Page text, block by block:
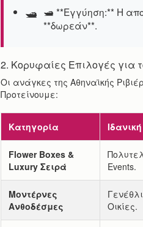
🛥️ **Εγγύηση:** Η
**δωρεάν**.
2. Κορυφαίες Επιλογές για
Οι ανάγκες της Αθηναϊκής
Προτείνουμε:
Κατηγορία
Flower Boxes &
Luxury Σειρά
Events.
Μοντέρνες
Ανθοδέσμες
Οικίες.